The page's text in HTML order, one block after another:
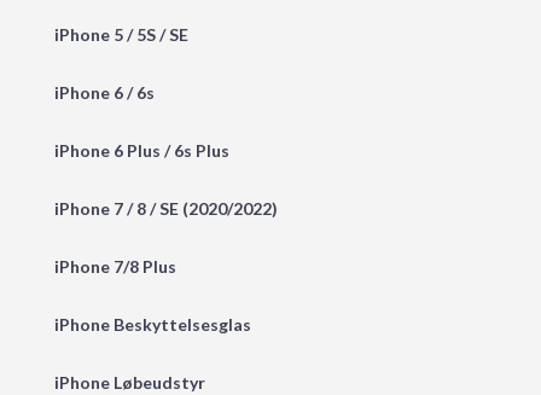
iPhone 5 / 5S / SE
iPhone 6 / 6s
iPhone 6 Plus / 6s Plus
iPhone 7 / 8 / SE (2020/2022)
iPhone 7/8 Plus
iPhone Beskyttelsesglas
iPhone Løbeudstyr